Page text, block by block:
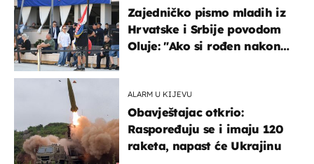
Zajedničko pismo mladih iz
Hrvatske i Srbije povodom
Oluje: "Ako si rođen nakon
ALARM U KIJEVU
Obavještajac otkrio:
Raspoređuju se i imaju 120
raketa, napast će Ukrajinu